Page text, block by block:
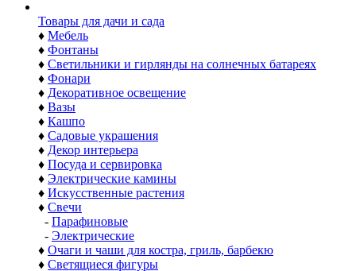
Товары для дачи и сада
♦ Мебель
♦ Фонтаны
♦ Светильники и гирлянды на солнечных батареях
♦ Фонари
♦ Декоративное освещение
♦ Вазы
♦ Кашпо
♦ Садовые украшения
♦ Декор интерьера
♦ Посуда и сервировка
♦ Электрические камины
♦ Искусственные растения
♦ Свечи
- Парафиновые
- Электрические
♦ Очаги и чаши для костра, гриль, барбекю
♦ Светящиеся фигуры